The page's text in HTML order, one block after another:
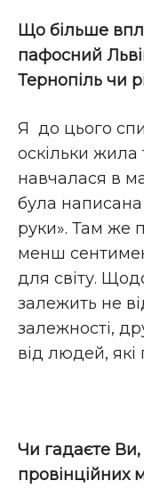
Що більше
пафосний
Тернопіль чи
Я до цього
оскільки
навчалася в
була написана
руки». Там же
менш
для світу.
залежить не
залежності,
від людей, які
Чи гадаєте
провінційних